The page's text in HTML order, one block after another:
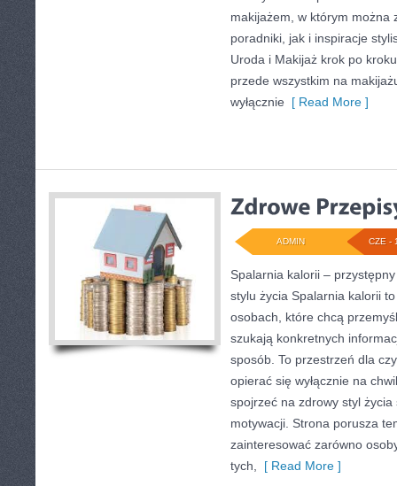
makijażem, w którym można
poradniki, jak i inspiracje
Uroda i Makijaż krok po
przede wszystkim na
wyłącznie [ Read More ]
CZE -
ADMIN
Spalarnia kalorii –
stylu życia Spalarnia kalorii
osobach, które chcą
szukają konkretnych
sposób. To przestrzeń dla
opierać się wyłącznie na
spojrzeć na zdrowy styl
motywacji. Strona porusza
zainteresować zarówno
tych,
[ Read More ]